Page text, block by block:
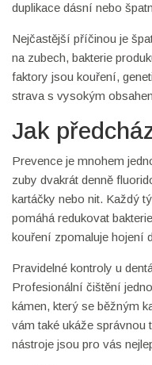
duplikace dásní nebo
Nejčastější příčinou je
na zubech, bakterie
faktory jsou kouření,
strava s vysokým
Jak
Prevence je mnohem
zuby dvakrát denně
kartáčky nebo nit. Každý
pomáhá redukovat
kouření zpomaluje hojení
Pravidelné kontroly u
Profesionální čištění
kámen, který se běžným
vám také ukáže správnou
nástroje jsou pro vás